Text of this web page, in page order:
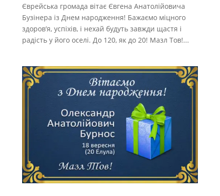
Єврейська громада вітає Євгена Анатолійовича
Бузінера із Днем народження! Бажаємо міцного
здоров’я, успіхів, і нехай будуть завжди щастя і
радість у його оселі. До 120, як до 20! Мазл Тов!...